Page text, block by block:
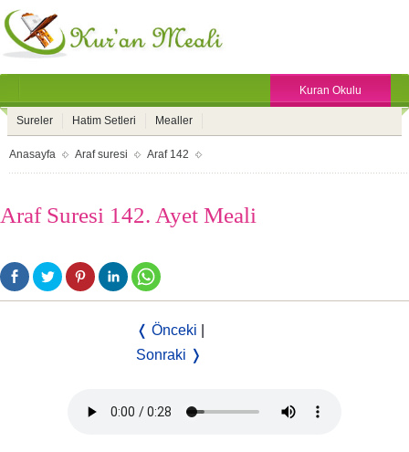
Kuran Okulu
Sureler Hatim Setleri Mealler
Anasayfa Araf suresi Araf 142
Araf Suresi 142. Ayet Meali
❬ Önceki
Sonraki ❭